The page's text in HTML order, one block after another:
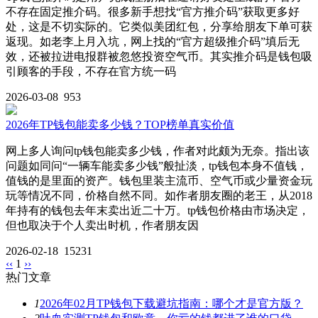
不存在固定推介码。很多新手想找“官方推介码”获取更多好
处，这是不切实际的。它类似美团红包，分享给朋友下单可获
返现。如老李上月入坑，网上找的“官方超级推介码”填后无
效，还被拉进电报群被忽悠投资空气币。其实推介码是钱包吸
引顾客的手段，不存在官方统一码
2026-03-08 953
2026年TP钱包能卖多少钱？TOP榜单真实价值
网上多人询问tp钱包能卖多少钱，作者对此颇为无奈。指出该
问题如同问“一辆车能卖多少钱”般扯淡，tp钱包本身不值钱，
值钱的是里面的资产。钱包里装主流币、空气币或少量资金玩
玩等情况不同，价格自然不同。如作者朋友圈的老王，从2018
年持有的钱包去年末卖出近二十万。tp钱包价格由市场决定，
但也取决于个人卖出时机，作者朋友因
2026-02-18 15231
‹‹ 1 ››
热门文章
12026年02月TP钱包下载避坑指南：哪个才是官方版？